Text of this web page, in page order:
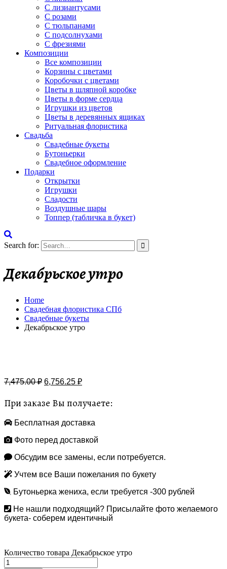
С лизиантусами
С розами
С тюльпанами
С подсолнухами
С фрезиями
Композиции
Все композиции
Корзины с цветами
Коробочки с цветами
Цветы в шляпной коробке
Цветы в форме сердца
Игрушки из цветов
Цветы в деревянных ящиках
Ритуальная флористика
Свадьба
Свадебные букеты
Бутоньерки
Свадебное оформление
Подарки
Открытки
Игрушки
Сладости
Воздушные шары
Топпер (табличка в букет)
Search for:
Декабрьское утро
Home
Свадебная флористика СПб
Свадебные букеты
Декабрьское утро
7,475.00₽ 6,756.25 ₽
При заказе Вы получаете:
Бесплатная доставка
Фото перед доставкой
Обсудим все замены, если потребуется.
Учтем все Ваши пожелания по букету
Бутоньерка жениха, если требуется -300 рублей
Не нашли подходящий? Присылайте фото желаемого
букета- соберем идентичный
Количество товара Декабрьское утро